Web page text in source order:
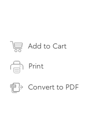
Add to Cart
Print
Convert to PDF